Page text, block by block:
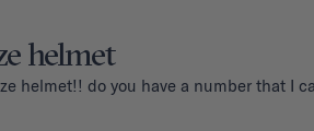
helmet
helmet!! do you have a number that I